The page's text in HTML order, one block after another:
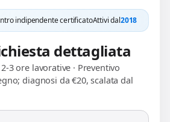
indipendente certificatoAttivi dal2018
dettagliata
3 ore lavorative · Preventivo
diagnosi da €20, scalata dal